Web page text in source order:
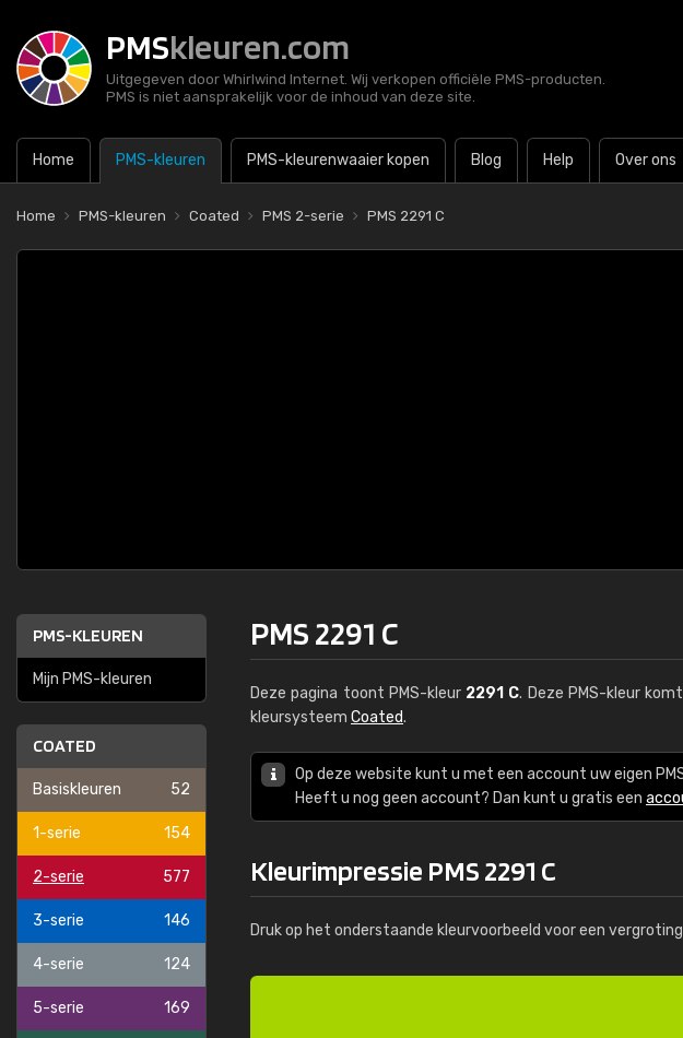
PMSkleuren.com
Uitgegeven door Whirlwind Internet. Wij verkopen officiële PMS-producten.
PMS is niet aansprakelijk voor de inhoud van deze site.
Home PMS-kleuren PMS-kleurenwaaier kopen Blog Help Over ons
Home PMS-kleuren Coated PMS 2-serie PMS 2291 C
PMS-KLEUREN
Mijn PMS-kleuren
COATED
Basiskleuren 52
1-serie 154
2-serie 577
3-serie 146
4-serie 124
5-serie 169
PMS 2291 C
Deze pagina toont PMS-kleur 2291 C. Deze PMS-kleur
kleursysteem Coated.
Op deze website kunt u met een account uw eigen
Heeft u nog geen account? Dan kunt u gratis een
Kleurimpressie PMS 2291 C
Druk op het onderstaande kleurvoorbeeld voor een